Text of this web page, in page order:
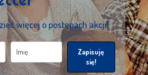
więcej o postępach akcji!
Zapisuję
się!